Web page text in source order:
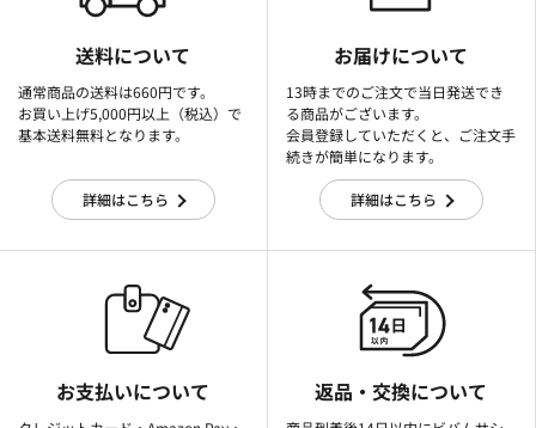
送料について
通常商品の送料は660円です。
お買い上げ5,000円以上（税込）で
基本送料無料となります。
詳細はこちら
お届けについて
13時までのご注文で当日発送でき
る商品がございます。
会員登録していただくと、ご注文手
続きが簡単になります。
詳細はこちら
お支払いについて 返品・交換について